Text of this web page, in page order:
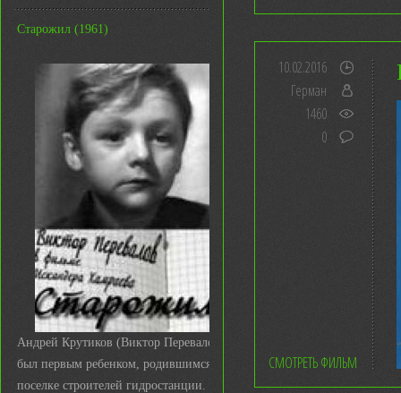
Старожил (1961)
Андрей Крутиков (Виктор Перевалов)
был первым ребенком, родившимся в
поселке строителей гидростанции. И
10.02.2016
Герман
1460
0
СМОТРЕТЬ ФИЛЬМ